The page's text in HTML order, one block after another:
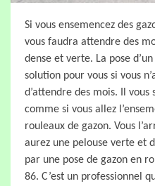
Si vous ensemencez des
vous faudra attendre des
dense et verte. La pose
solution pour vous si vous
d’attendre des mois. Il
comme si vous allez
rouleaux de gazon. Vous
aurez une pelouse verte et
par une pose de gazon en
86. C’est un professionnel